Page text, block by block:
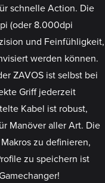
schnelle Action. Die
(oder 8.000dpi
und Feinfühligkeit,
werden können.
ZAVOS ist selbst bei
Griff jederzeit
Kabel ist robust,
Manöver aller Art. Die
zu definieren,
zu speichern ist